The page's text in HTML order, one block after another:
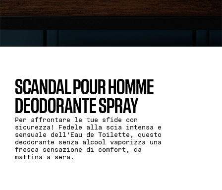
SCANDAL POUR HOMME
DEODORANTE SPRAY
Per affrontare le tue sfide con
sicurezza! Fedele alla scia intensa e
sensuale dell’Eau de Toilette, questo
deodorante senza alcool vaporizza una
fresca sensazione di comfort, da
mattina a sera.